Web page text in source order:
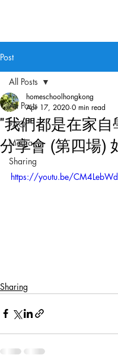
Post
All Posts
FAQ
Media
Sharing
All Posts
"我們都是在家自
分享會 (第四場)
homeschoolhongkong
Apr 17, 2020 0 min read
https://youtu.be/
Sharing